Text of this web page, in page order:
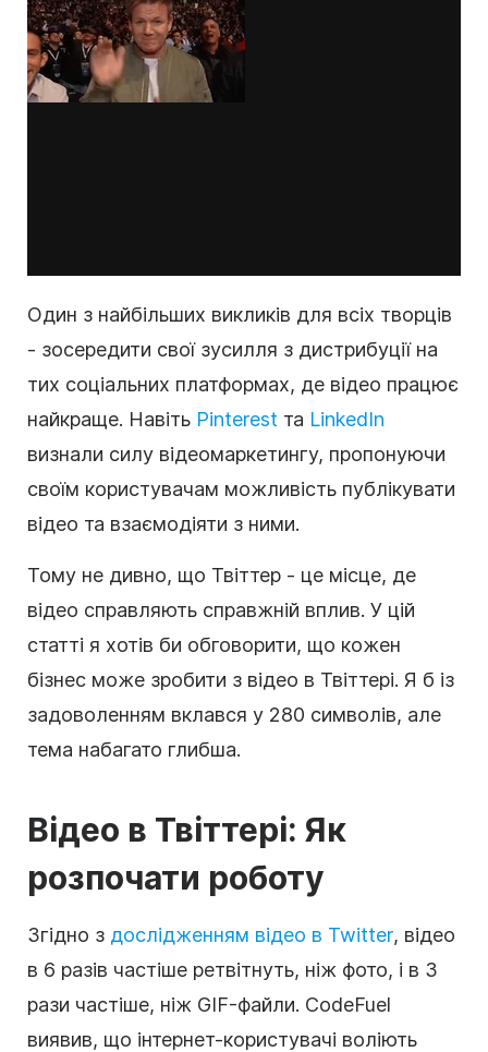
Один з найбільших викликів для всіх творців
- зосередити свої зусилля з дистрибуції на
тих соціальних платформах, де відео працює
найкраще. Навіть Pinterest та LinkedIn
визнали силу відеомаркетингу, пропонуючи
своїм користувачам можливість публікувати
відео та взаємодіяти з ними.
Тому не дивно, що Твіттер - це місце, де
відео справляють справжній вплив. У цій
статті я хотів би обговорити, що кожен
бізнес може зробити з відео в Твіттері. Я б із
задоволенням вклався у 280 символів, але
тема набагато глибша.
Відео в Твіттері: Як
розпочати роботу
Згідно з дослідженням відео в Twitter, відео
в 6 разів частіше ретвітнуть, ніж фото, і в 3
рази частіше, ніж GIF-файли. CodeFuel
виявив, що інтернет-користувачі воліють